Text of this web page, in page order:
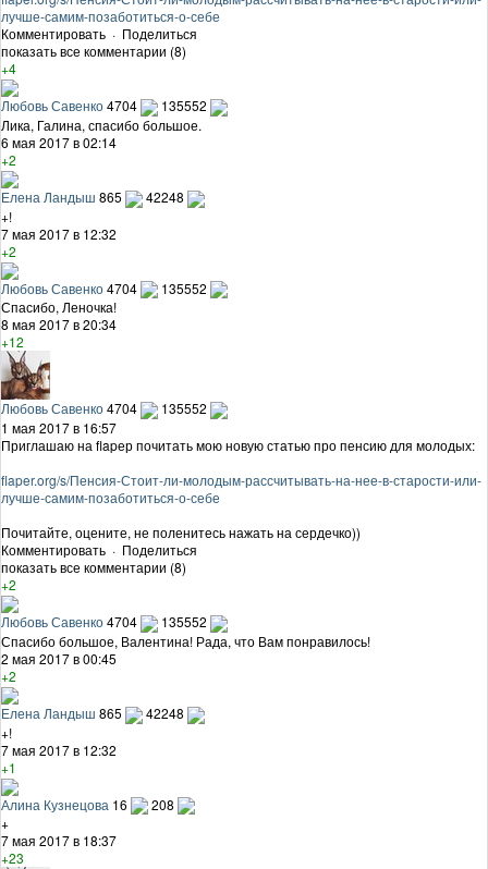
лучше-самим-позаботиться-о-себе
Комментировать · Поделиться
показать все комментарии (8)
+4
Любовь Савенко4704
135552
Лика, Галина, спасибо большое.
6 мая 2017 в 02:14
+2
Елена Ландыш 865
42248
+!
7 мая 2017 в 12:32
+2
Любовь Савенко4704
135552
Спасибо, Леночка!
8 мая 2017 в 20:34
+12
Любовь Савенко4704
135552
1 мая 2017 в 16:57
Приглашаю на flapер почитать мою новую статью про пенсию для молодых:
flaper.org/s/Пенсия-Стоит-ли-молодым-рассчитывать-на-нее-в-старости-или-
лучше-самим-позаботиться-о-себе
Почитайте, оцените, не поленитесь нажать на сердечко))
Комментировать · Поделиться
показать все комментарии (8)
+2
Любовь Савенко4704
135552
Спасибо большое, Валентина! Рада, что Вам понравилось!
2 мая 2017 в 00:45
+2
Елена Ландыш 865
42248
+!
7 мая 2017 в 12:32
+1
Алина Кузнецова 16
208
+
7 мая 2017 в 18:37
+23